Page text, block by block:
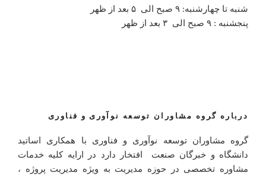
شنبه تا چهارشنبه: ۹ صبح الی ۵ بعد از ظهر
پنجشنبه : ۹ صبح الی ۳ بعد از ظهر
درباره گروه مشاوران توسعه نوآوری و فناوری
گروه مشاوران توسعه نوآوری و فناوری با همکاری اساتید
دانشگاه و خبرگان صنعت افتخار دارد در ارایه کلیه خدمات
مشاوره تخصصی در حوزه مدیریت به ویژه مدیریت پروژه ،